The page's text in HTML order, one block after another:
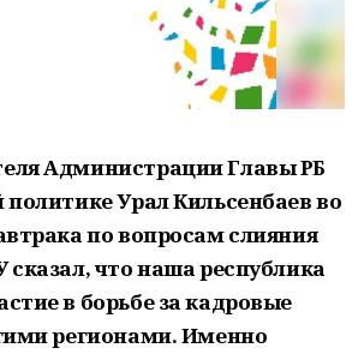
Администрации Главы РБ
Урал Кильсенбаев во
по вопросам слияния
что наша республика
в борьбе за кадровые
регионами. Именно